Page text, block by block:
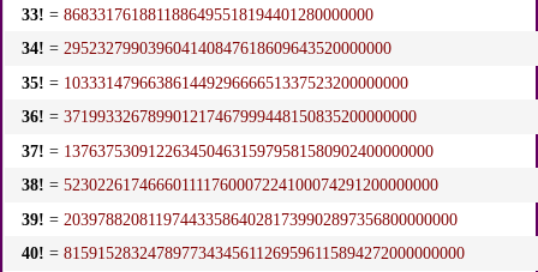
33! =8683317618811886495518194401280000000
34! = 295232799039604140847618609643520000000
35! = 10333147966386144929666651337523200000000
36! =371993326789901217467999448150835200000000
37! = 13763753091226345046315979581580902400000000
38! =523022617466601111760007224100074291200000000
39! = 20397882081197443358640281739902897356800000000
40! =815915283247897734345611269596115894272000000000